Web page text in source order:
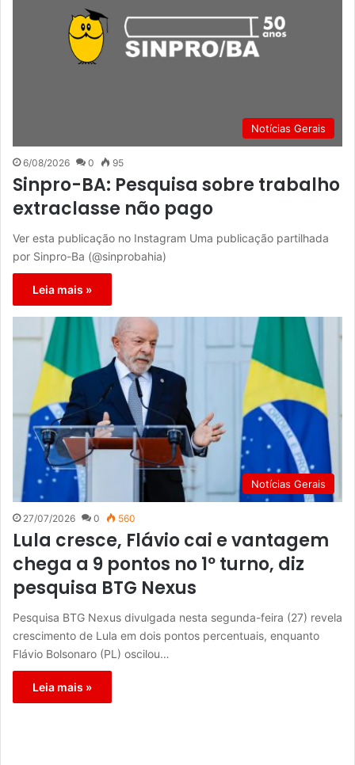
Notícias Gerais
6/08/2026 0 95
Sinpro-BA: Pesquisa sobre trabalho
extraclasse não pago
Ver esta publicação no Instagram Uma publicação partilhada
por Sinpro-Ba (@sinprobahia)
Leia mais »
Notícias Gerais
27/07/2026 0 560
Lula cresce, Flávio cai e vantagem
chega a 9 pontos no 1º turno, diz
pesquisa BTG Nexus
Pesquisa BTG Nexus divulgada nesta segunda-feira (27) revela
crescimento de Lula em dois pontos percentuais, enquanto
Flávio Bolsonaro (PL) oscilou…
Leia mais »